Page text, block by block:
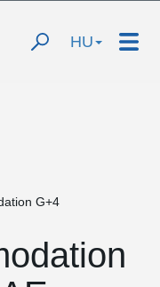
HU
G+4